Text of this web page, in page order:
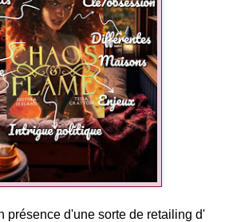
présence d'une sorte de retailing d'